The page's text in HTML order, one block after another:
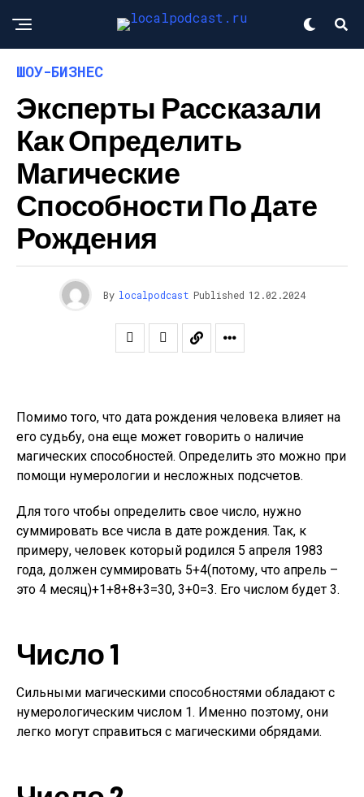
ШОУ-БИЗНЕС
Эксперты Рассказали
Как Определить
Магические
Способности По Дате
Рождения
By localpodcast Published 12.02.2024
Помимо того, что дата рождения человека влияет на
его судьбу, она еще может говорить о наличие
магических способностей. Определить это можно при
помощи нумерологии и несложных подсчетов.
Для того чтобы определить свое число, нужно
суммировать все числа в дате рождения. Так, к
примеру, человек который родился 5 апреля 1983
года, должен суммировать 5+4(потому, что апрель –
это 4 месяц)+1+8+8+3=30, 3+0=3. Его числом будет 3.
Число 1
Сильными магическими способностями обладают с
нумерологическим числом 1. Именно поэтому, они
легко могут справиться с магическими обрядами.